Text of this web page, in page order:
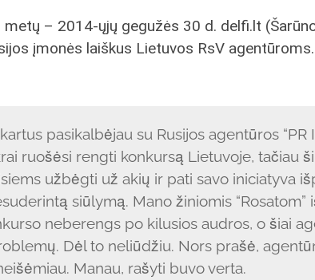
metų – 2014-ųjų gegužės 30 d. delfi.lt
įmonės laiškus Lietuvos RsV
pasikalbėjau su Rusijos agentūros “PR
ruošėsi rengti konkursą Lietuvoje, tačiau
užbėgti už akių ir pati savo iniciatyva
siūlymą. Mano žiniomis “Rosatom”
neberengs po kilusios audros, o šiai
Dėl to neliūdžiu. Nors prašė,
Manau, rašyti buvo verta.